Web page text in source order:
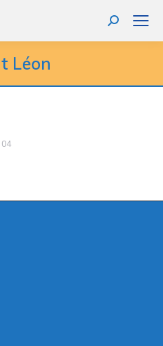
Recherche
:
Léon